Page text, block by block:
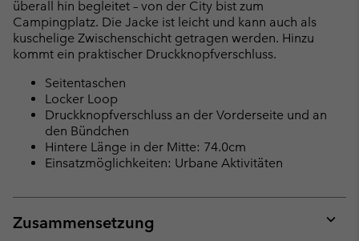
überall hin begleitet – von der City bist zum
Campingplatz. Die Jacke ist leicht und kann auch als
kuschelige Zwischenschicht getragen werden. Hinzu
kommt ein praktischer Druckknopfverschluss.
Seitentaschen
Locker Loop
Druckknopfverschluss an der Vorderseite und an
den Bündchen
Hintere Länge in der Mitte: 74.0cm
Einsatzmöglichkeiten: Urbane Aktivitäten
Zusammensetzung